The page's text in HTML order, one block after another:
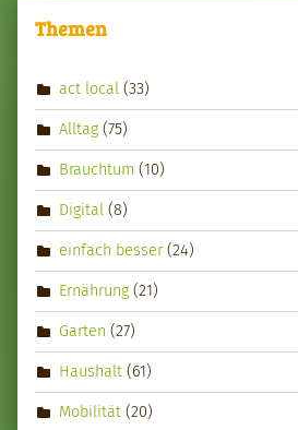
Themen
act local (33)
Alltag (75)
Brauchtum (10)
Digital (8)
einfach besser(24)
Ernährung (21)
Garten (27)
Haushalt (61)
Mobilität (20)